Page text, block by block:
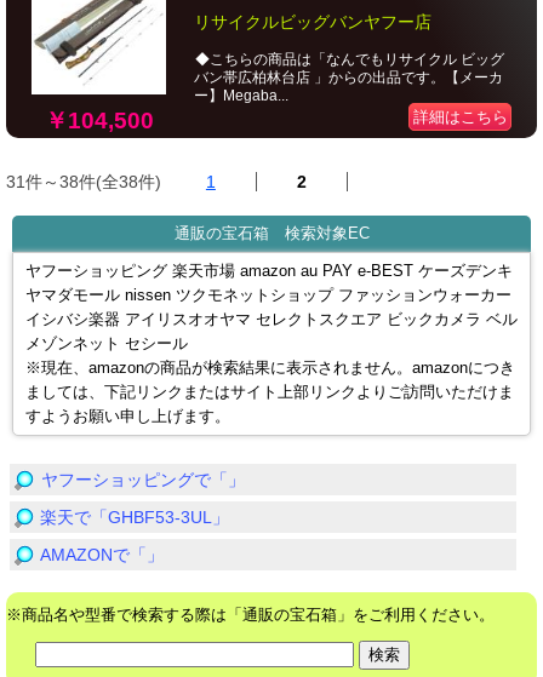
￥104,500
リサイクルビッグバンヤフー店
◆こちらの商品は「なんでもリサイクル ビッグ
バン帯広柏林台店 」からの出品です。【メーカ
ー】Megaba...
詳細はこちら
31件～38件(全38件) 1 2
通販の宝石箱 検索対象EC
ヤフーショッピング 楽天市場 amazon au PAY e-BEST ケーズデンキ
ヤマダモール nissen ツクモネットショップ ファッションウォーカー
イシバシ楽器 アイリスオオヤマ セレクトスクエア ビックカメラ ベル
メゾンネット セシール
※現在、amazonの商品が検索結果に表示されません。amazonにつき
ましては、下記リンクまたはサイト上部リンクよりご訪問いただけま
すようお願い申し上げます。
ヤフーショッピングで「」
楽天で「GHBF53-3UL」
AMAZONで「」
※商品名や型番で検索する際は「通販の宝石箱」をご利用ください。